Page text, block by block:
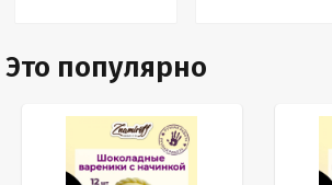
Это популярно